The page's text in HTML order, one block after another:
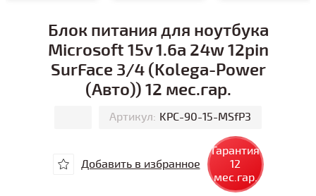
Блок питания для ноутбука
Microsoft 15v 1.6a 24w 12pin
SurFace 3/4 (Kolega-Power
(Авто)) 12 мес.гар.
Артикул: KPC-90-15-MSfP3
Добавить в избранное
Гарантия
12
мес.гар.